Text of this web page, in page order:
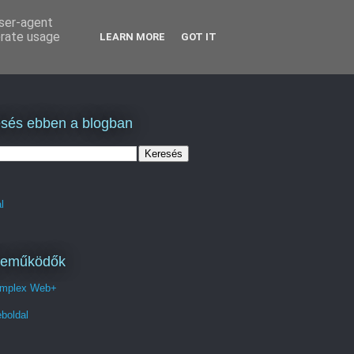
ebben a blogban
Web+
agent
usage
LEARN MORE GOT IT